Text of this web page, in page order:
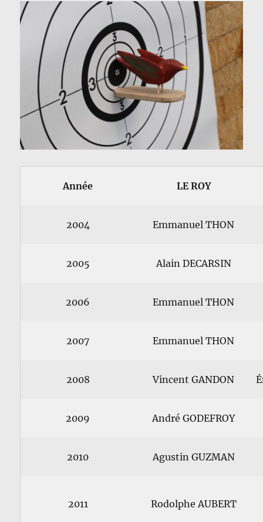
Année LE ROY
2004 Emmanuel THON
2005 Alain DECARSIN
2006 Emmanuel THON
2007 Emmanuel THON
2008 Vincent GANDON
2009 André GODEFROY
2010 Agustin GUZMAN
2011 Rodolphe AUBERT